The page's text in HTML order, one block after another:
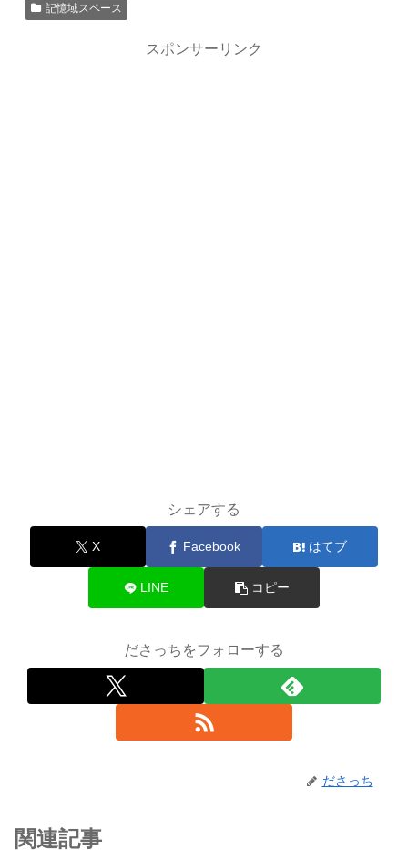
記憶域スペース
スポンサーリンク
シェアする
X Facebook はてブ
LINE コピー
ださっちをフォローする
ださっち
関連記事